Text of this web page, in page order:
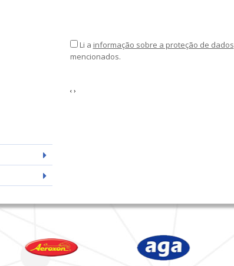
Li a informação sobre a proteção de dados
mencionados.
‹ ›